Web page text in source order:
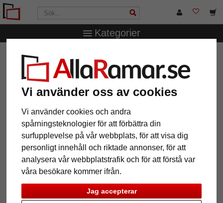
Vi använder oss av cookies
Vi använder cookies och andra
spårningsteknologier för att förbättra din
surfupplevelse på vår webbplats, för att visa dig
personligt innehåll och riktade annonser, för att
analysera vår webbplatstrafik och för att förstå var
våra besökare kommer ifrån.
Jag accepterar
Kategorier
AllaRamar.se
Träram Maibo
Tillbaka